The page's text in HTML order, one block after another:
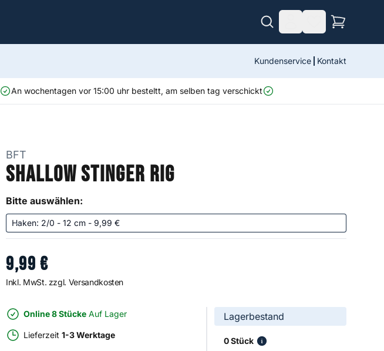
Kundenservice Kontakt
An wochentagen vor 15:00 uhr besteltt, am selben tag verschickt
BFT
Shallow Stinger Rig
Bitte auswählen:
9,99 €
Inkl. MwSt. zzgl. Versandkosten
Online 8 Stücke Auf Lager
Lieferzeit 1-3 Werktage
Lagerbestand
0 Stück